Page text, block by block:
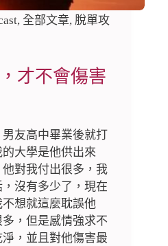
, 全部文章, 脫單攻
才不會傷害
友高中畢業後就打
大學是他供出來
對我付出很多，我
沒有多少了，現在
想就這麼耽誤他
，但是感情強求不
，並且對他傷害最